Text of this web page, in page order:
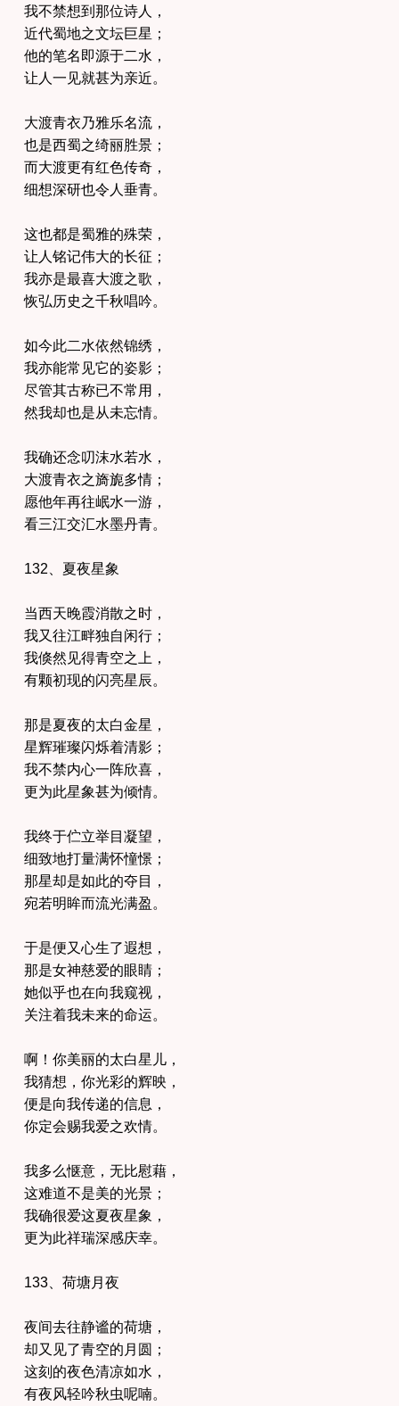
我不禁想到那位诗人，
近代蜀地之文坛巨星；
他的笔名即源于二水，
让人一见就甚为亲近。
大渡青衣乃雅乐名流，
也是西蜀之绮丽胜景；
而大渡更有红色传奇，
细想深研也令人垂青。
这也都是蜀雅的殊荣，
让人铭记伟大的长征；
我亦是最喜大渡之歌，
恢弘历史之千秋唱吟。
如今此二水依然锦绣，
我亦能常见它的姿影；
尽管其古称已不常用，
然我却也是从未忘情。
我确还念叨沫水若水，
大渡青衣之旖旎多情；
愿他年再往岷水一游，
看三江交汇水墨丹青。
132、夏夜星象
当西天晚霞消散之时，
我又往江畔独自闲行；
我倏然见得青空之上，
有颗初现的闪亮星辰。
那是夏夜的太白金星，
星辉璀璨闪烁着清影；
我不禁内心一阵欣喜，
更为此星象甚为倾情。
我终于伫立举目凝望，
细致地打量满怀憧憬；
那星却是如此的夺目，
宛若明眸而流光满盈。
于是便又心生了遐想，
那是女神慈爱的眼睛；
她似乎也在向我窥视，
关注着我未来的命运。
啊！你美丽的太白星儿，
我猜想，你光彩的辉映，
便是向我传递的信息，
你定会赐我爱之欢情。
我多么惬意，无比慰藉，
这难道不是美的光景；
我确很爱这夏夜星象，
更为此祥瑞深感庆幸。
133、荷塘月夜
夜间去往静谧的荷塘，
却又见了青空的月圆；
这刻的夜色清凉如水，
有夜风轻吟秋虫呢喃。